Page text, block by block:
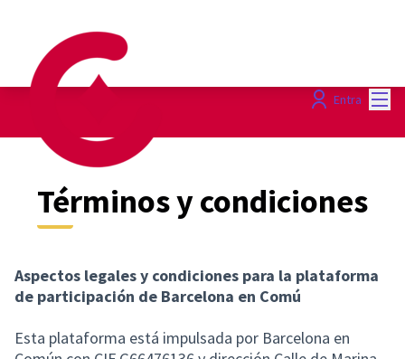
Entra
Términos y condiciones
Aspectos legales y condiciones para la plataforma
de participación de Barcelona en Comú
Esta plataforma está impulsada por Barcelona en